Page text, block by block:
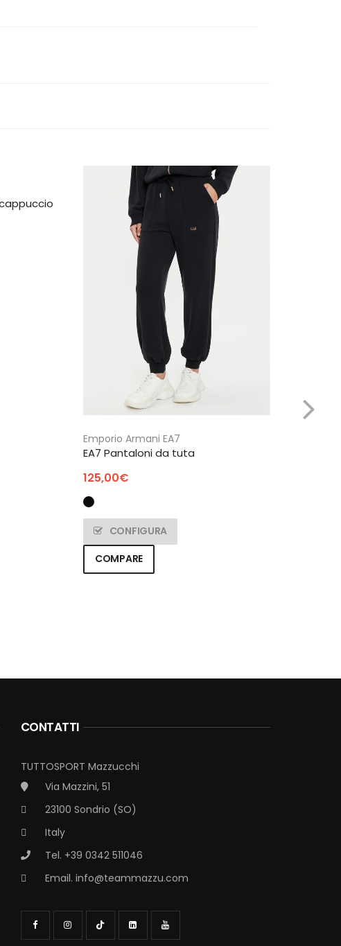
Emporio Armani EA7
EA7 Pantaloni da tuta
125,00€
CONFIGURA
COMPARE
20,00
CONTATTI
TUTTOSPORT Mazzucchi
Via Mazzini, 51
23100 Sondrio (SO)
Italy
Tel. +39 0342 511046
Email. info@teammazzu.com